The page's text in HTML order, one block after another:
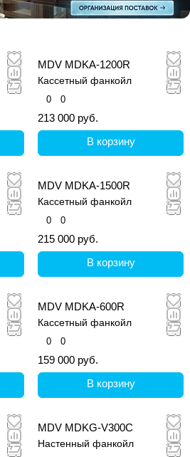
MDV MDKA-1200R
Кассетный фанкойл
0 0
213 000 руб.
В корзину
MDV MDKA-1500R
Кассетный фанкойл
0 0
215 000 руб.
В корзину
MDV MDKA-600R
Кассетный фанкойл
0 0
159 000 руб.
В корзину
MDV MDKG-V300C
Настенный фанкойл